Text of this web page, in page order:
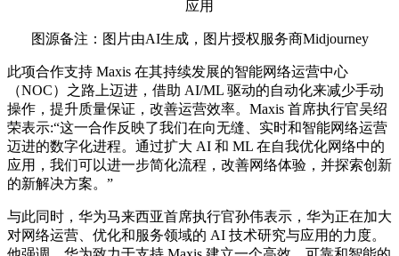
图源备注：图片由AI生成，图片授权服务商Midjourney
此项合作支持 Maxis 在其持续发展的智能网络运营中心
（NOC）之路上迈进，借助 AI/ML 驱动的自动化来减少手动
操作，提升质量保证，改善运营效率。Maxis 首席执行官吴绍
荣表示:“这一合作反映了我们在向无缝、实时和智能网络运营
迈进的数字化进程。通过扩大 AI 和 ML 在自我优化网络中的
应用，我们可以进一步简化流程，改善网络体验，并探索创新
的新解决方案。”
与此同时，华为马来西亚首席执行官孙伟表示，华为正在加大
对网络运营、优化和服务领域的 AI 技术研究与应用的力度。